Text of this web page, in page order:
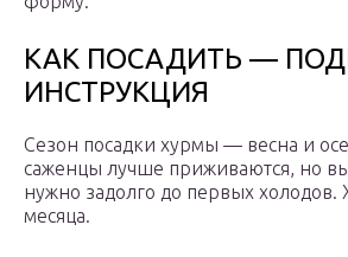
КАК ПОСАДИТЬ —
ИНСТРУКЦИЯ
Сезон посадки хурмы — весна и
саженцы лучше приживаются, но
нужно задолго до первых холодов.
месяца.